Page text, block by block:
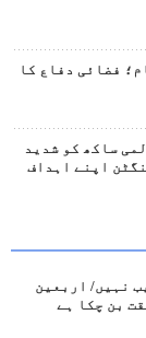
فضائی دفاع کا
ساکھ کو شدید
اپنے اہداف
نہیں/ اربعین
بن چکا ہے